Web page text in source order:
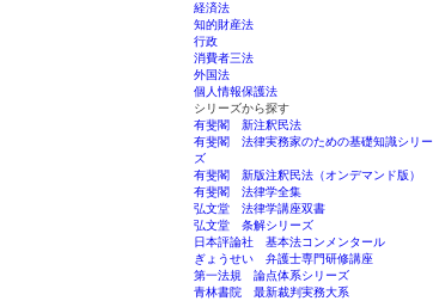
経済法
知的財産法
行政
消費者三法
外国法
個人情報保護法
シリーズから探す
有斐閣 新注釈民法
有斐閣 法律実務家のための基礎知識シリー
ズ
有斐閣 新版注釈民法（オンデマンド版）
有斐閣 法律学全集
弘文堂 法律学講座双書
弘文堂 条解シリーズ
日本評論社 基本法コンメンタール
ぎょうせい 弁護士専門研修講座
第一法規 論点体系シリーズ
青林書院 最新裁判実務大系